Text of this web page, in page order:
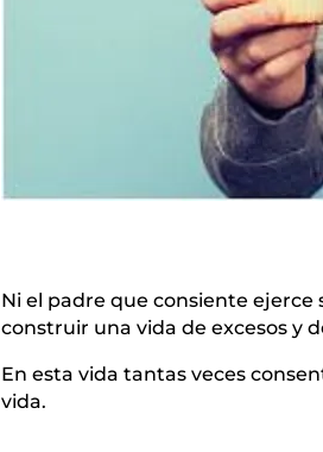
Ni el padre que consiente
construir una vida de excesos y
En esta vida tantas veces
vida.